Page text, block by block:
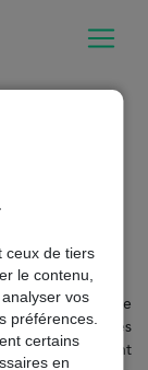
ceux de tiers
le contenu,
vos
préférences.
certains
en
répondre
les blocages
conditions sont